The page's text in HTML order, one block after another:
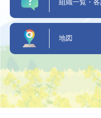
組織一覧・
地図